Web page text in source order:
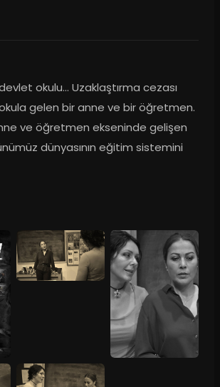
okulu... Uzaklaştırma cezası
gelen bir anne ve bir öğretmen.
ve öğretmen ekseninde gelişen
dünyasının eğitim sistemini